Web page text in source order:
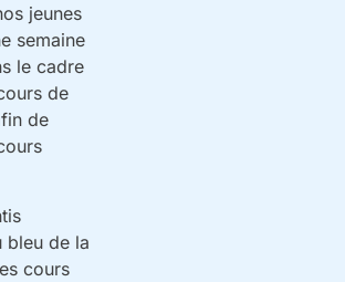
jeunes
semaine
le cadre
de
de
bleu de la
cours